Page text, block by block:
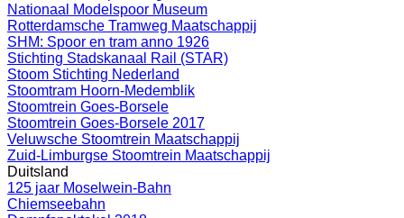
Nationaal Modelspoor Museum
Rotterdamsche Tramweg Maatschappij
SHM: Spoor en tram anno 1926
Stichting Stadskanaal Rail (STAR)
Stoom Stichting Nederland
Stoomtram Hoorn-Medemblik
Stoomtrein Goes-Borsele
Stoomtrein Goes-Borsele 2017
Veluwsche Stoomtrein Maatschappij
Zuid-Limburgse Stoomtrein Maatschappij
Duitsland
125 jaar Moselwein-Bahn
Chiemseebahn